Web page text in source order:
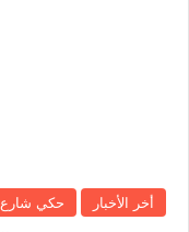
أخر الأخبار حكي شارع